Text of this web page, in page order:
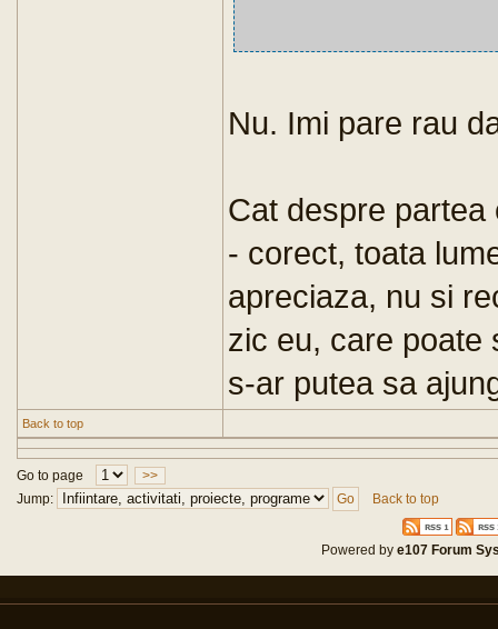
Nu. Imi pare rau
Cat despre
- corect, toata
apreciaza, nu si
zic eu, care poate
s-ar putea sa
Back to top
Go to page
>>
Jump:
Back to top
Powered bye107 Forum